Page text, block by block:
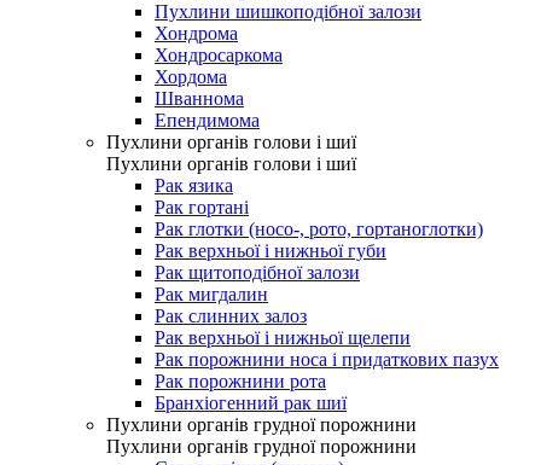
Пухлини шишкоподібної залози
Хондрома
Хондросаркома
Хордома
Шваннома
Епендимома
Пухлини органів голови і шиї
Пухлини органів голови і шиї
Рак язика
Рак гортані
Рак глотки (носо-, рото, гортаноглотки)
Рак верхньої і нижньої губи
Рак щитоподібної залози
Рак мигдалин
Рак слинних залоз
Рак верхньої і нижньої щелепи
Рак порожнини носа і придаткових пазух
Рак порожнини рота
Бранхіогенний рак шиї
Пухлини органів грудної порожнини
Пухлини органів грудної порожнини